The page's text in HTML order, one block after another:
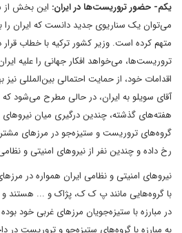
یکم- حضور تروریست‌ها در ایران: این بخش از
می‌توان یک سناریوی جدید دانست که ایران
متهم کرده است. وزیر کشور ترکیه با خطاب
تروریست‌ها، می‌خواهد افکار جهانی را علیه
اقدامات خود، از حمایت احتمالی بین‌المللی
آقای سویلو به ایران، در حالی مطرح می‌شود
هفته‌های گذشته، چندین درگیری میان نیروهای
گروه‌های تروریست و ستیزه‌جو در مرزهای مشترک
رخ داده و چندین نفر از نیروهای امنیتی و
نیروهای امنیتی و نظامی ایران همواره در
با گروه‌هایی مانند پ ک ک، پژاک و ... هستند و
در مبارزه با ستیزه‌جویان مرزهای غربی خود
به مبارزه با گروه‌های ستیزه‌جو و تروریست